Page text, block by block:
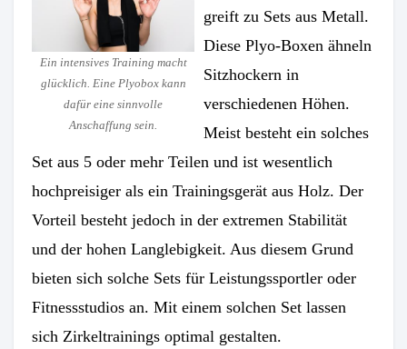
Ein intensives Training macht
glücklich. Eine Plyobox kann
dafür eine sinnvolle
Anschaffung sein.
greift zu Sets aus Metall.
Diese Plyo-Boxen ähneln
Sitzhockern in
verschiedenen Höhen.
Meist besteht ein solches
Set aus 5 oder mehr Teilen und ist wesentlich
hochpreisiger als ein Trainingsgerät aus Holz. Der
Vorteil besteht jedoch in der extremen Stabilität
und der hohen Langlebigkeit. Aus diesem Grund
bieten sich solche Sets für Leistungssportler oder
Fitnessstudios an. Mit einem solchen Set lassen
sich Zirkeltrainings optimal gestalten.